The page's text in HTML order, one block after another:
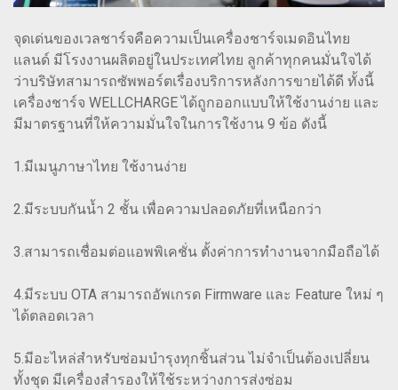
จุดเด่นของเวลชาร์จคือความเป็นเครื่องชาร์จเมดอินไทย
แลนด์ มีโรงงานผลิตอยู่ในประเทศไทย ลูกค้าทุกคนมั่นใจได้
ว่าบริษัทสามารถซัพพอร์ตเรื่องบริการหลังการขายได้ดี ทั้งนี้
เครื่องชาร์จ WELLCHARGE ได้ถูกออกแบบให้ใช้งานง่าย และ
มีมาตรฐานที่ให้ความมั่นใจในการใช้งาน 9 ข้อ ดังนี้
1.มีเมนูภาษาไทย ใช้งานง่าย
2.มีระบบกันน้ำ 2 ชั้น เพื่อความปลอดภัยที่เหนือกว่า
3.สามารถเชื่อมต่อแอพพิเคชั่น ตั้งค่าการทำงานจากมือถือได้
4.มีระบบ OTA สามารถอัพเกรด Firmware และ Feature ใหม่ ๆ
ได้ตลอดเวลา
5.มีอะไหล่สำหรับซ่อมบำรุงทุกชิ้นส่วน ไม่จำเป็นต้องเปลี่ยน
ทั้งชุด มีเครื่องสำรองให้ใช้ระหว่างการส่งซ่อม